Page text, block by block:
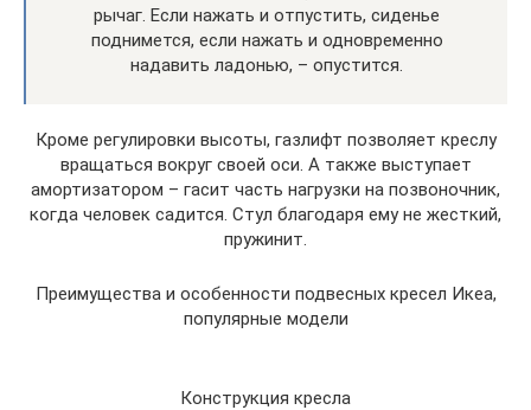
рычаг. Если нажать и отпустить, сиденье
поднимется, если нажать и одновременно
надавить ладонью, – опустится.
Кроме регулировки высоты, газлифт позволяет креслу
вращаться вокруг своей оси. А также выступает
амортизатором – гасит часть нагрузки на позвоночник,
когда человек садится. Стул благодаря ему не жесткий,
пружинит.
Преимущества и особенности подвесных кресел Икеа,
популярные модели
Конструкция кресла